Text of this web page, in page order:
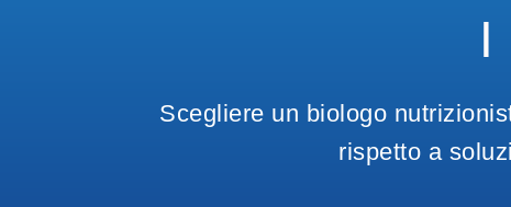
I
Scegliere un biologo
rispetto a